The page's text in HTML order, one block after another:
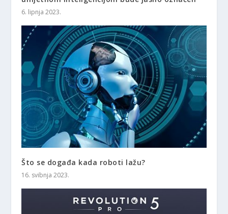
6. lipnja 2023.
Što se događa kada roboti lažu?
16. svibnja 2023.